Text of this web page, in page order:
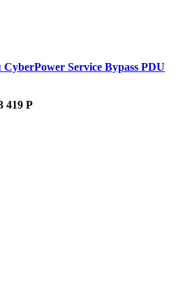
CyberPower Service Bypass PDU
419 Р